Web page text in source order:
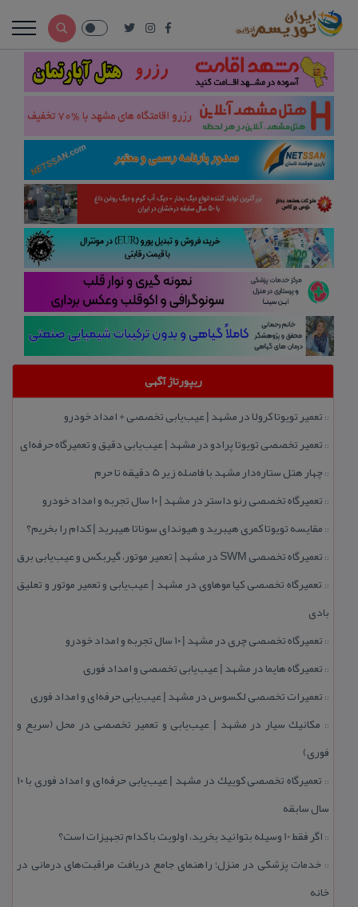
ریپورتاژ آگهی
:: تعمیر تویوتا كرولا در مشهد | عیب‌یابی تخصصی + امداد خودرو
:: تعمیر تخصصی تویوتا پرادو در مشهد | عیب‌یابی دقیق و تعمیرگاه حرفه‌ای
::چهار هتل‌ ستاره‌دار مشهد با فاصله زیر 5 دقیقه تا حرم
:: تعمیرگاه تخصصی رنو داستر در مشهد | ۱۰ سال تجربه و امداد خودرو
:: مقایسه تویوتا كمری هیبرید و هیوندای سوناتا هیبرید | كدام را بخریم؟
:: تعمیرگاه تخصصی SWM در مشهد | تعمیر موتور، گیربكس و عیب‌یابی برق
:: تعمیرگاه تخصصی كیا موهاوی در مشهد | عیب‌یابی و تعمیر موتور و تعلیق
بادی
:: تعمیرگاه تخصصی چری در مشهد | ۱۰ سال تجربه و امداد خودرو
:: تعمیرگاه هایما در مشهد | عیب‌یابی تخصصی و امداد فوری
:: تعمیرات تخصصی لكسوس در مشهد | عیب‌یابی حرفه‌ای و امداد فوری
:: مكانیك سیار در مشهد | عیب‌یابی و تعمیر تخصصی در محل (سریع و
فوری)
::
تعمیرگاه تخصصی كوییك در مشهد | عیب‌یابی حرفه‌ای و امداد فوری با ۱۰
سال سابقه
:: اگر فقط 10 وسیله بتوانید بخرید، اولویت با كدام تجهیزات است؟
:: خدمات پزشكی در منزل؛ راهنمای جامع دریافت مراقبت‌های درمانی در
خانه